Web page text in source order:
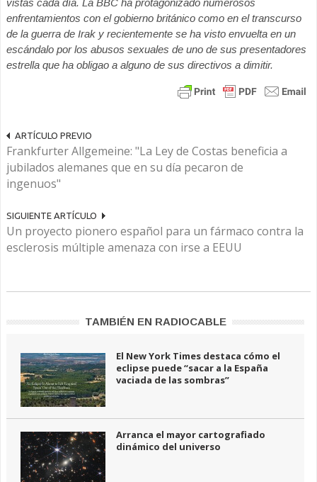
vistas cada día. La BBC ha protagonizado numerosos
enfrentamientos con el gobierno británico como en el transcurso
de la guerra de Irak y recientemente se ha visto envuelta en un
escándalo por los abusos sexuales de uno de sus presentadores
estrella que ha obligao a alguno de sus directivos a dimitir.
ARTÍCULO PREVIO
Frankfurter Allgemeine: "La Ley de Costas beneficia a
jubilados alemanes que en su día pecaron de
ingenuos"
SIGUIENTE ARTÍCULO
Un proyecto pionero español para un fármaco contra la
esclerosis múltiple amenaza con irse a EEUU
TAMBIÉN EN RADIOCABLE
El New York Times destaca cómo el
eclipse puede “sacar a la España
vaciada de las sombras”
Arranca el mayor cartografiado
dinámico del universo